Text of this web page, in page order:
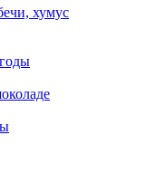
хумус